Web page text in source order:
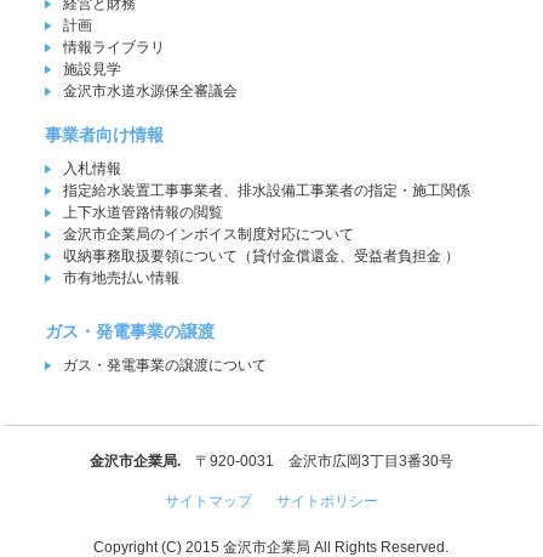
計画
情報ライブラリ
施設見学
金沢市水道水源保全審議会
事業者向け情報
入札情報
指定給水装置工事事業者、排水設備工事業者の指定・施工関係
上下水道管路情報の閲覧
金沢市企業局のインボイス制度対応について
収納事務取扱要領について（貸付金償還金、受益者負担金 ）
市有地売払い情報
ガス・発電事業の譲渡
ガス・発電事業の譲渡について
金沢市企業局.〒920-0031 金沢市広岡3丁目3番30号
サイトマップ サイトポリシー
Copyright (C) 2015 金沢市企業局 All Rights Reserved.